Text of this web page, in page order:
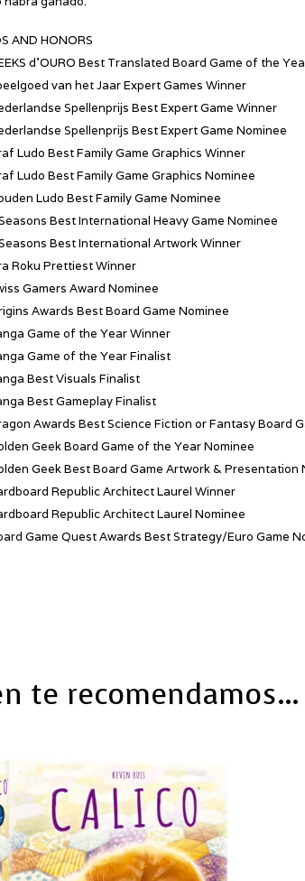
AND HONORS
d’OURO Best Translated Board Game of the
van het Jaar Expert Games Winner
Spellenprijs Best Expert Game Winner
Spellenprijs Best Expert Game Nominee
Ludo Best Family Game Graphics Winner
Ludo Best Family Game Graphics Nominee
Ludo Best Family Game Nominee
Best International Heavy Game Nominee
Best International Artwork Winner
Roku Prettiest Winner
Gamers Award Nominee
Awards Best Board Game Nominee
Game of the Year Winner
Game of the Year Finalist
Best Visuals Finalist
Best Gameplay Finalist
Awards Best Science Fiction or Fantasy Board
Geek Board Game of the Year Nominee
Geek Best Board Game Artwork & Presentation
Republic Architect Laurel Winner
Republic Architect Laurel Nominee
Game Quest Awards Best Strategy/Euro Game
te recomendamos…